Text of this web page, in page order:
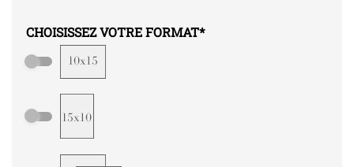
CHOISISSEZ VOTRE FORMAT*